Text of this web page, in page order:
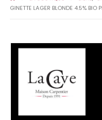
GINETTE LAGER BLONDE 4.5% BIO